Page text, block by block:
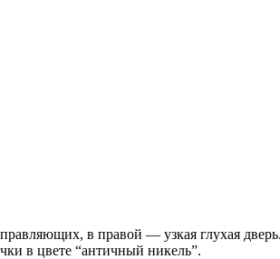
в правой — узкая глухая
в цвете “античный никель”.